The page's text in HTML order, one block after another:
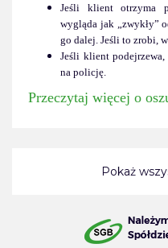
Jeśli klient otrzyma
wygląda jak „zwykły”
go dalej. Jeśli to zrobi,
Jeśli klient
na policję.
Przeczytaj więcej o
Pokaż